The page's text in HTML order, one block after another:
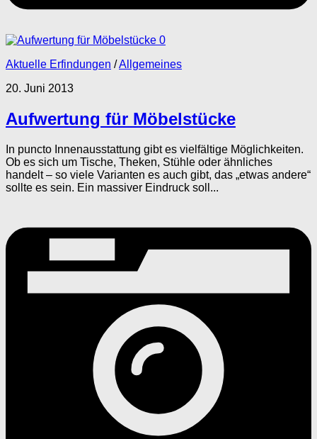
0
Aktuelle Erfindungen /Allgemeines
20. Juni 2013
Aufwertung für Möbelstücke
In puncto Innenausstattung gibt es vielfältige Möglichkeiten.
Ob es sich um Tische, Theken, Stühle oder ähnliches
handelt – so viele Varianten es auch gibt, das „etwas andere“
sollte es sein. Ein massiver Eindruck soll...